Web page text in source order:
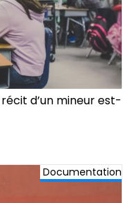
d’un mineur est-
Documentation